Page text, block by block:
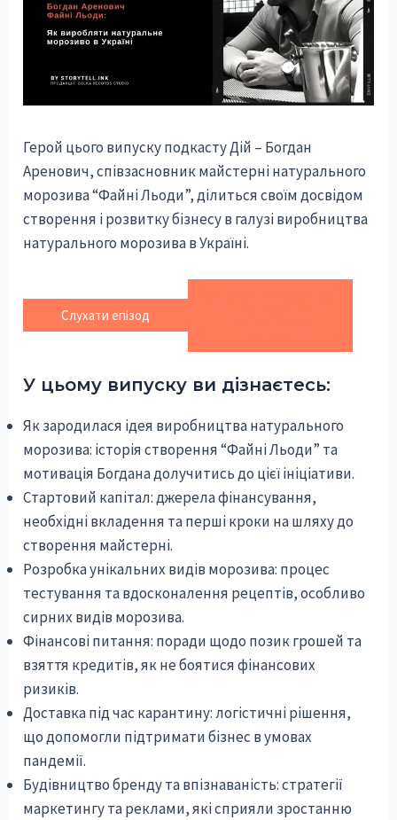
Герой цього випуску подкасту Дій – Богдан
Аренович, співзасновник майстерні натурального
морозива “Файні Льоди”, ділиться своїм досвідом
створення і розвитку бізнесу в галузі виробництва
натурального морозива в Україні.
Слухати епізод
У цьому випуску ви дізнаєтесь:
Як зародилася ідея виробництва натурального
морозива: історія створення “Файні Льоди” та
мотивація Богдана долучитись до цієї ініціативи.
Стартовий капітал: джерела фінансування,
необхідні вкладення та перші кроки на шляху до
створення майстерні.
Розробка унікальних видів морозива: процес
тестування та вдосконалення рецептів, особливо
сирних видів морозива.
Фінансові питання: поради щодо позик грошей та
взяття кредитів, як не боятися фінансових
ризиків.
Доставка під час карантину: логістичні рішення,
що допомогли підтримати бізнес в умовах
пандемії.
Будівництво бренду та впізнаваність: стратегії
маркетингу та реклами, які сприяли зростанню